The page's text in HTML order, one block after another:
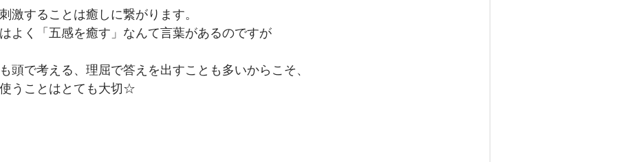
激することは癒しに繋がります。
よく「五感を癒す」なんて言葉があるのですが
頭で考える、理屈で答えを出すことも多いからこそ、
うことはとても大切☆